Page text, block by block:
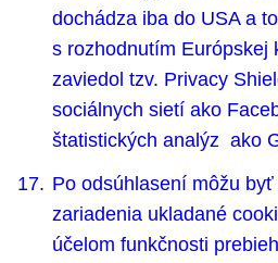
dochádza iba do USA a
s rozhodnutím Európskej
zaviedol tzv. Privacy
sociálnych sietí ako
štatistických analýz ako
Po odsúhlasení môžu
zariadenia ukladané
účelom funkčnosti